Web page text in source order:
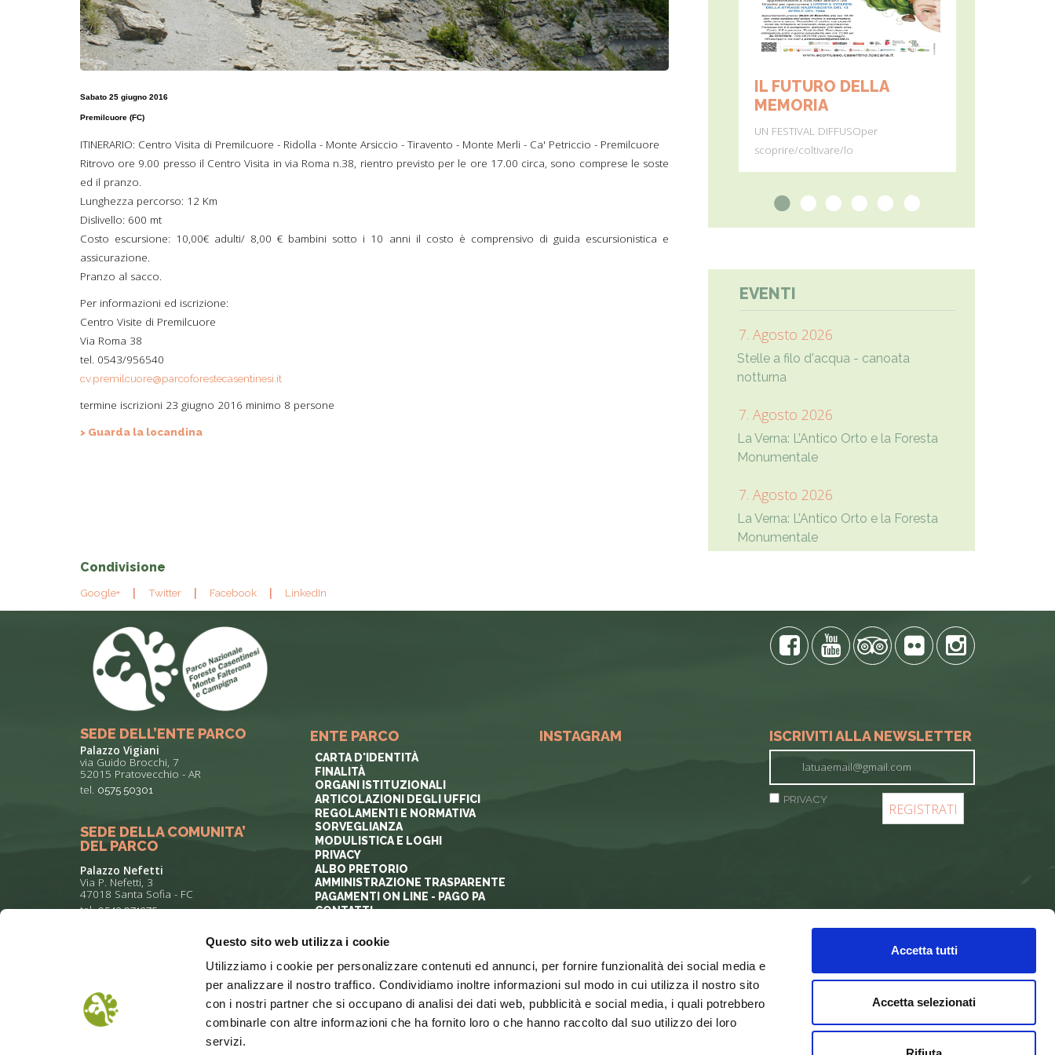
Questo sito web utilizza i cookie
Utilizziamo i cookie per personalizzare contenuti ed annunci, per fornire funzionalità dei social media e
per analizzare il nostro traffico. Condividiamo inoltre informazioni sul modo in cui utilizza il nostro sito
con i nostri partner che si occupano di analisi dei dati web, pubblicità e social media, i quali potrebbero
combinarle con altre informazioni che ha fornito loro o che hanno raccolto dal suo utilizzo dei loro
servizi.
Accetta tutti
Accetta selezionati
Sabato 25 giugno 2016
Premilcuore (FC)
ITINERARIO: Centro Visita di Premilcuore - Ridolla - Monte Arsiccio - Tiravento - Monte Merli - Ca' Petriccio - Premilcuore
Ritrovo ore 9.00 presso il Centro Visita in via Roma n.38, rientro previsto per le ore 17.00 circa, sono comprese le soste
ed il pranzo.
Lunghezza percorso: 12 Km
Dislivello: 600 mt
Costo escursione: 10,00€ adulti/ 8,00 € bambini sotto i 10 anni il costo è comprensivo di guida escursionistica e
assicurazione.
Pranzo al sacco.
Per informazioni ed iscrizione:
Centro Visite di Premilcuore
Via Roma 38
tel. 0543/956540
cv.premilcuore@parcoforestecasentinesi.it
termine iscrizioni 23 giugno 2016 minimo 8 persone
> Guarda la locandina
IL FUTURO DELLA
MEMORIA
UN FESTIVAL DIFFUSOper
scoprire/coltivare/lo
1 2 3 4 5 6
EVENTI
7. Agosto 2026
Stelle a filo d'acqua - canoata
notturna
7. Agosto 2026
La Verna: L’Antico Orto e la Foresta
Monumentale
7. Agosto 2026
La Verna: L’Antico Orto e la Foresta
Monumentale
Condivisione
Google+ Twitter Facebook LinkedIn
SEDE DELL’ENTE PARCO
Palazzo Vigiani
via Guido Brocchi, 7
52015 Pratovecchio - AR
tel. 0575 50301
SEDE DELLA COMUNITA’
DEL PARCO
Palazzo Nefetti
Via P. Nefetti, 3
47018 Santa Sofia - FC
tel.0543 971375
info@parcoforestecasentinesi.it
ENTE PARCO
CARTA D'IDENTITÀ
FINALITÀ
ORGANI ISTITUZIONALI
ARTICOLAZIONI DEGLI UFFICI
REGOLAMENTI E NORMATIVA
SORVEGLIANZA
MODULISTICA E LOGHI
PRIVACY
ALBO PRETORIO
AMMINISTRAZIONE TRASPARENTE
PAGAMENTI ON LINE - PAGO PA
CONTATTI
INSTAGRAM ISCRIVITI ALLA NEWSLETTER
PRIVACY